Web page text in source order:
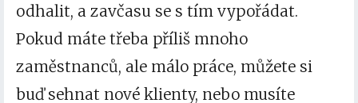
odhalit, a zavčasu se s tím vypořádat.
Pokud máte třeba příliš mnoho
zaměstnanců, ale málo práce, můžete si
buď sehnat nové klienty, nebo musíte